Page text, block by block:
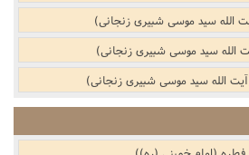
الله سید موسی شبیری زنجانی)
الله سید موسی شبیری زنجانی)
الله سید موسی شبیری زنجانی)